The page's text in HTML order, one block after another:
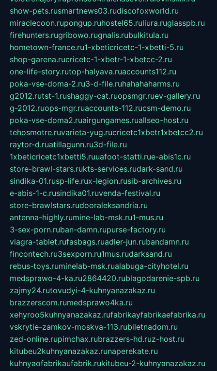
show-pets.rusmartnews03.rudiscofoxworld.ru
miraclecoon.rupongup.ruhostel65.ruliura.ruglasspb.ru
firehunters.rugribowo.rugnalis.rubulkitula.ru
hometown-france.ru1-xbeticricetc-1-xbetti-5.ru
shop-garena.rucricetc-1-xbetr-1-xbetcc-2.ru
one-life-story.rutop-halyava.ruaccounts112.ru
poka-vse-doma-2.ru3-d-file.ruhahahaharms.ru
g2012.rutst-1.rushaggy-cat.ruopsmgr.ruev-gallery.ru
g-2012.ruops-mgr.ruaccounts-112.rucsm-demo.ru
poka-vse-doma2.ruairgungames.ruallseo-host.ru
tehosmotre.ruvarieta-yug.rucricetc1xbetr1xbetcc2.ru
raytor-d.ruatillagunn.ru3d-file.ru
1xbeticricetc1xbetti5.ruuafoot-statti.rue-abis1c.ru
store-brawl-stars.rukts-services.rudark-sand.ru
sindika-01.rusp-life.rux-legion.rusib-archives.ru
e-abis-1-c.rusindika01.ruvenda-festival.ru
store-brawlstars.rudooraleksandria.ru
antenna-highly.rumine-lab-msk.ru1-mus.ru
3-sex-porn.ruban-damn.rupurse-factory.ru
viagra-tablet.rufasbags.ruadler-jun.rubandamn.ru
fincontech.ru3sexporn.ru1mus.rudarksand.ru
rebus-toys.ruminelab-msk.rualabuga-cityhotel.ru
medsprawo-4-ka.ru2864420.rublagodarenie-spb.ru
zajmy24.rutovudyi-4-kuhnyanazakaz.ru
brazzerscom.rumedsprawo4ka.ru
xehyroo5kuhnyanazakaz.rufabrikayfabrikaefabrika.ru
vskrytie-zamkov-moskva-113.rubiletnadom.ru
zed-online.rupimchax.rubrazzers-hd.ruz-host.ru
kitubeu2kuhnyanazakaz.runaperekate.ru
kuhnyaofabrikaufabrik.rukitubeu-2-kuhnyanazakaz.ru